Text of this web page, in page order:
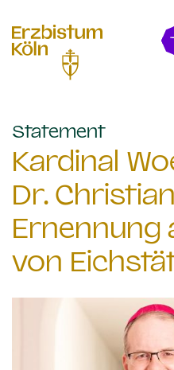
Statement:
Kardinal
Dr.
Ernennung
von